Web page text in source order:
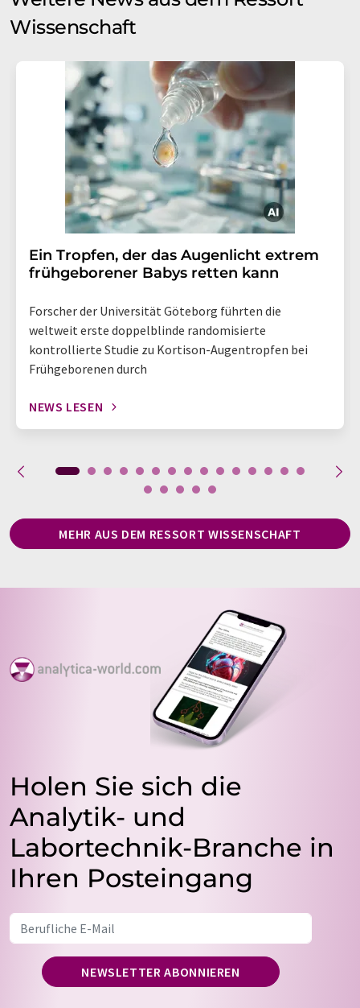
Wissenschaft
Ein Tropfen, der das Augenlicht extrem
frühgeborener Babys retten kann
Forscher der Universität Göteborg führten die
weltweit erste doppelblinde randomisierte
kontrollierte Studie zu Kortison-Augentropfen bei
Frühgeborenen durch
NEWS LESEN
MEHR AUS DEM RESSORT WISSENSCHAFT
Holen Sie sich die
Analytik- und
Labortechnik-Branche in
Ihren Posteingang
NEWSLETTER ABONNIEREN